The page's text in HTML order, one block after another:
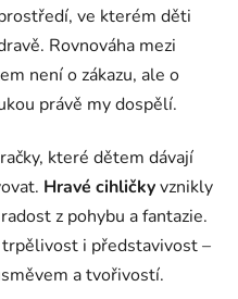
ve kterém děti
Rovnováha mezi
není o zákazu, ale o
právě my dospělí.
které dětem dávají
Hravé cihličkyvznikly
z pohybu a fantazie.
i představivost –
a tvořivostí.